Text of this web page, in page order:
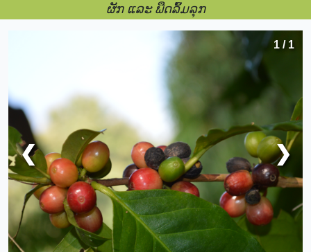
ຜັກ ແລະ ພືດລົ້ມລຸກ
1 / 1
❮ ❯